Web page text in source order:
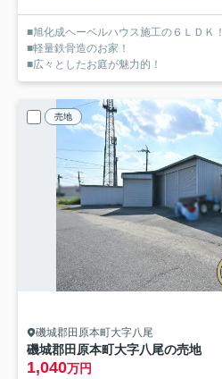
■旭化成ヘーベルハウス施工の６ＬＤＫ！
■軽量鉄骨造のお家！
■広々としたお庭が魅力的！
売地
磯城郡田原本町大字八尾
磯城郡田原本町大字八尾の売地
1,040万円